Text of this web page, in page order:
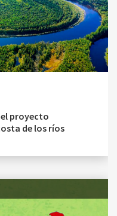
proyecto
de los ríos